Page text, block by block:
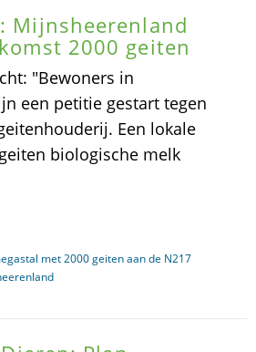
Mijnsheerenland
2000 geiten
"Bewoners in
een petitie gestart tegen
Een lokale
biologische melk
met 2000 geiten aan de N217